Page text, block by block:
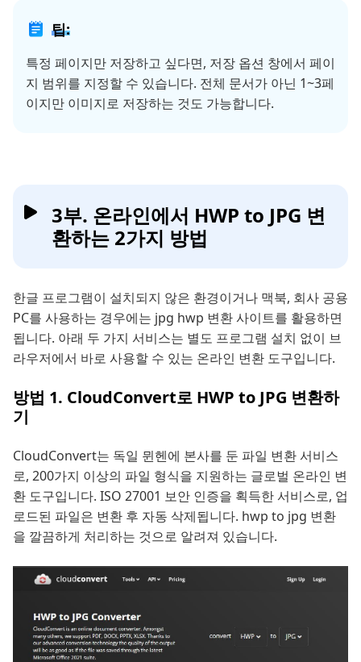
팁:
특정 페이지만 저장하고 싶다면, 저장 옵션 창에서 페이
지 범위를 지정할 수 있습니다. 전체 문서가 아닌 1~3페
이지만 이미지로 저장하는 것도 가능합니다.
3부. 온라인에서 HWP to JPG 변
환하는 2가지 방법
한글 프로그램이 설치되지 않은 환경이거나 맥북, 회사 공용
PC를 사용하는 경우에는 jpg hwp 변환 사이트를 활용하면
됩니다. 아래 두 가지 서비스는 별도 프로그램 설치 없이 브
라우저에서 바로 사용할 수 있는 온라인 변환 도구입니다.
방법 1. CloudConvert로 HWP to JPG 변환하
기
CloudConvert는 독일 뮌헨에 본사를 둔 파일 변환 서비스
로, 200가지 이상의 파일 형식을 지원하는 글로벌 온라인 변
환 도구입니다. ISO 27001 보안 인증을 획득한 서비스로, 업
로드된 파일은 변환 후 자동 삭제됩니다. hwp to jpg 변환
을 깔끔하게 처리하는 것으로 알려져 있습니다.